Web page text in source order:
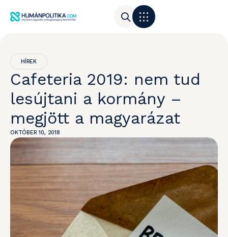
HÍREK
Cafeteria 2019: nem tud
lesújtani a kormány –
megjött a magyarázat
OKTÓBER 10, 2018